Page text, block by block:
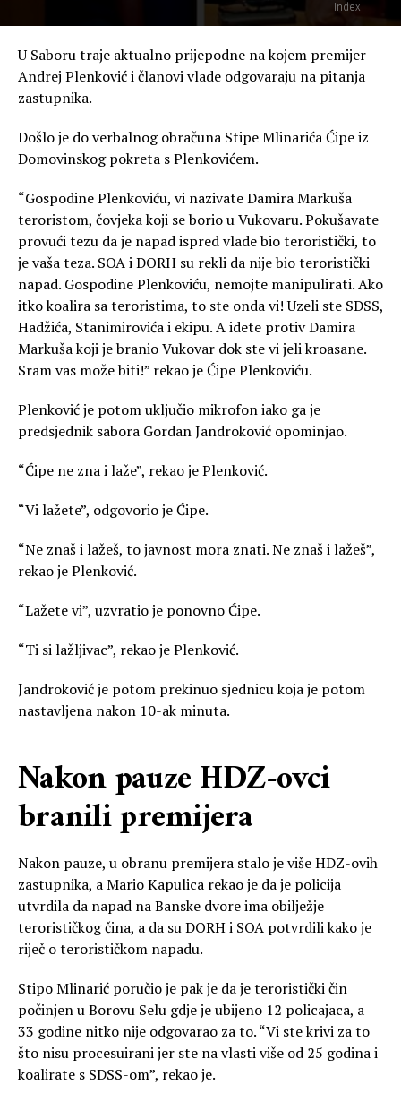
Index
U Saboru traje aktualno prijepodne na kojem premijer
Andrej Plenković i članovi vlade odgovaraju na pitanja
zastupnika.
Došlo je do verbalnog obračuna Stipe Mlinarića Ćipe iz
Domovinskog pokreta s Plenkovićem.
“Gospodine Plenkoviću, vi nazivate Damira Markuša
teroristom, čovjeka koji se borio u Vukovaru. Pokušavate
provući tezu da je napad ispred vlade bio teroristički, to
je vaša teza. SOA i DORH su rekli da nije bio teroristički
napad. Gospodine Plenkoviću, nemojte manipulirati. Ako
itko koalira sa teroristima, to ste onda vi! Uzeli ste SDSS,
Hadžića, Stanimirovića i ekipu. A idete protiv Damira
Markuša koji je branio Vukovar dok ste vi jeli kroasane.
Sram vas može biti!” rekao je Ćipe Plenkoviću.
Plenković je potom uključio mikrofon iako ga je
predsjednik sabora Gordan Jandroković opominjao.
“Ćipe ne zna i laže”, rekao je Plenković.
“Vi lažete”, odgovorio je Ćipe.
“Ne znaš i lažeš, to javnost mora znati. Ne znaš i lažeš”,
rekao je Plenković.
“Lažete vi”, uzvratio je ponovno Ćipe.
“Ti si lažljivac”, rekao je Plenković.
Jandroković je potom prekinuo sjednicu koja je potom
nastavljena nakon 10-ak minuta.
Nakon pauze HDZ-ovci
branili premijera
Nakon pauze, u obranu premijera stalo je više HDZ-ovih
zastupnika, a Mario Kapulica rekao je da je policija
utvrdila da napad na Banske dvore ima obilježje
terorističkog čina, a da su DORH i SOA potvrdili kako je
riječ o terorističkom napadu.
Stipo Mlinarić poručio je pak je da je teroristički čin
počinjen u Borovu Selu gdje je ubijeno 12 policajaca, a
33 godine nitko nije odgovarao za to. “Vi ste krivi za to
što nisu procesuirani jer ste na vlasti više od 25 godina i
koalirate s SDSS-om”, rekao je.